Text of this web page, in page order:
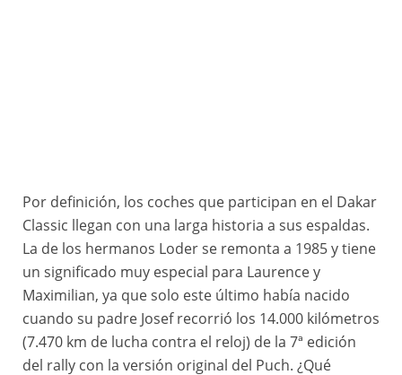
Por definición, los coches que participan en el Dakar
Classic llegan con una larga historia a sus espaldas.
La de los hermanos Loder se remonta a 1985 y tiene
un significado muy especial para Laurence y
Maximilian, ya que solo este último había nacido
cuando su padre Josef recorrió los 14.000 kilómetros
(7.470 km de lucha contra el reloj) de la 7ª edición
del rally con la versión original del Puch. ¿Qué